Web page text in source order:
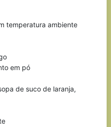
temperatura ambiente
em pó
de suco de laranja,